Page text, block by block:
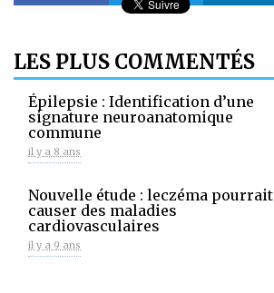
LES PLUS COMMENTÉS
Épilepsie : Identification d’une
signature neuroanatomique
commune
il y a 8 ans
Nouvelle étude : leczéma pourrait
causer des maladies
cardiovasculaires
il y a 9 ans